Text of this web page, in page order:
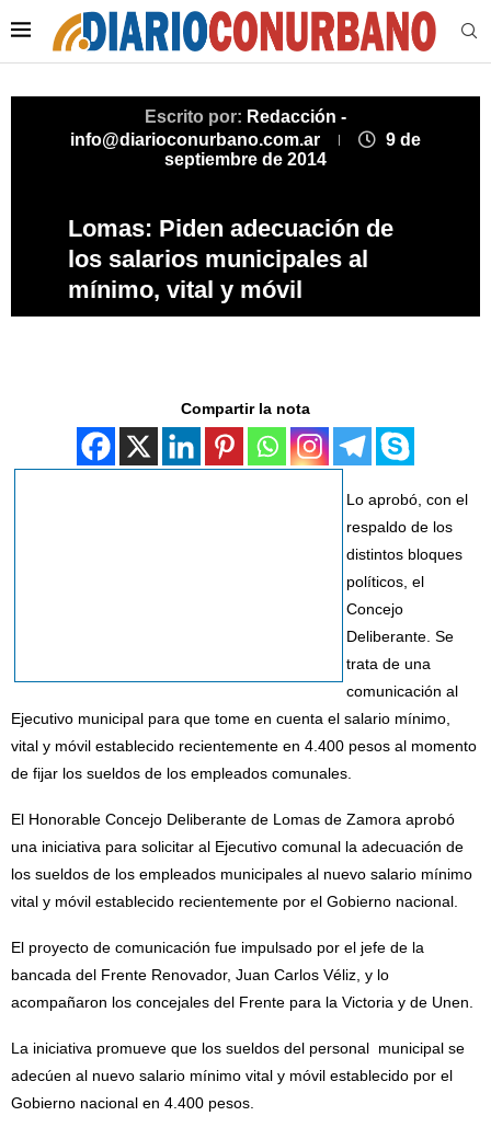
Escrito por: Redacción -
info@diarioconurbano.com.ar
9 de
septiembre de 2014
Lomas: Piden adecuación de
los salarios municipales al
mínimo, vital y móvil
Compartir la nota
Lo aprobó, con el
respaldo de los
distintos bloques
políticos, el
Concejo
Deliberante. Se
trata de una
comunicación al
Ejecutivo municipal para que tome en cuenta el salario mínimo,
vital y móvil establecido recientemente en 4.400 pesos al momento
de fijar los sueldos de los empleados comunales.
El Honorable Concejo Deliberante de Lomas de Zamora aprobó
una iniciativa para solicitar al Ejecutivo comunal la adecuación de
los sueldos de los empleados municipales al nuevo salario mínimo
vital y móvil establecido recientemente por el Gobierno nacional.
El proyecto de comunicación fue impulsado por el jefe de la
bancada del Frente Renovador, Juan Carlos Véliz, y lo
acompañaron los concejales del Frente para la Victoria y de Unen.
La iniciativa promueve que los sueldos del personal municipal se
adecúen al nuevo salario mínimo vital y móvil establecido por el
Gobierno nacional en 4.400 pesos.